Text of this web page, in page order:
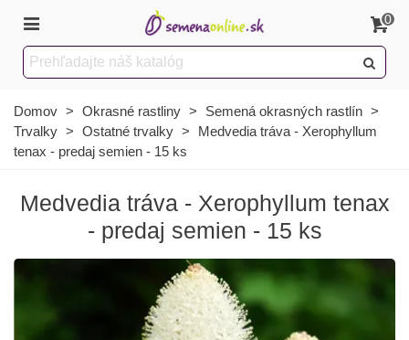
0
Domov > Okrasné rastliny > Semená okrasných rastlín >
Trvalky > Ostatné trvalky >
Medvedia tráva - Xerophyllum
tenax - predaj semien - 15 ks
Medvedia tráva - Xerophyllum tenax
- predaj semien - 15 ks